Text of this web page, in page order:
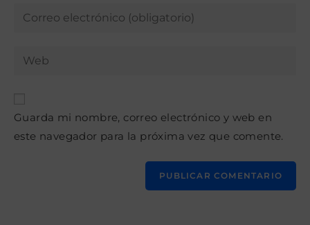
Guarda mi nombre, correo electrónico y web en
este navegador para la próxima vez que comente.